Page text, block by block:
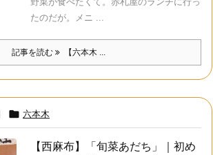
たのだが。メニ ...
記事を読む 【六本木 ...
 六本木
【西麻布】「旬菜あだち」｜初め